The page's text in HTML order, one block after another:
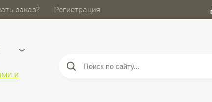
заказ? Регистрация
и